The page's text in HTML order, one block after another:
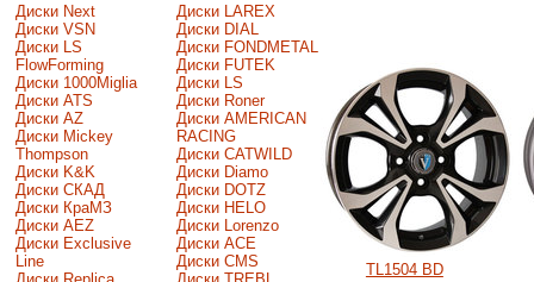
Диски Next
Диски VSN
Диски LS
FlowForming
Диски 1000Miglia
Диски ATS
Диски AZ
Диски Mickey
Thompson
Диски K&K
Диски СКАД
Диски КраМЗ
Диски AEZ
Диски Exclusive
Line
Диски LAREX
Диски DIAL
Диски FONDMETAL
Диски FUTEK
Диски LS
Диски Roner
Диски AMERICAN
RACING
Диски CATWILD
Диски Diamo
Диски DOTZ
Диски HELO
Диски Lorenzo
Диски ACE
Диски CMS
TL1504 BD